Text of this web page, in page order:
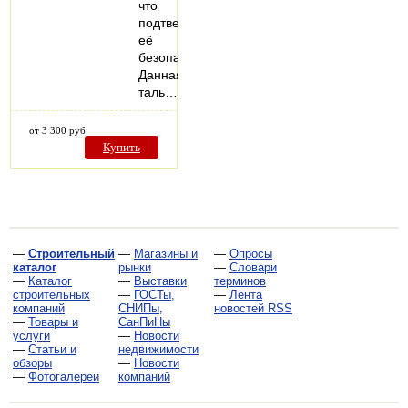
что
подтверждает
её
безопасность.
Данная
таль…
от 3 300 руб
Купить
— Строительный
каталог
— Каталог
строительных
компаний
— Товары и
услуги
— Статьи и
обзоры
— Фотогалереи
— Магазины и
рынки
— Выставки
— ГОСТы,
СНИПы,
СанПиНы
— Новости
недвижимости
— Новости
компаний
— Опросы
— Словари
терминов
— Лента
новостей RSS